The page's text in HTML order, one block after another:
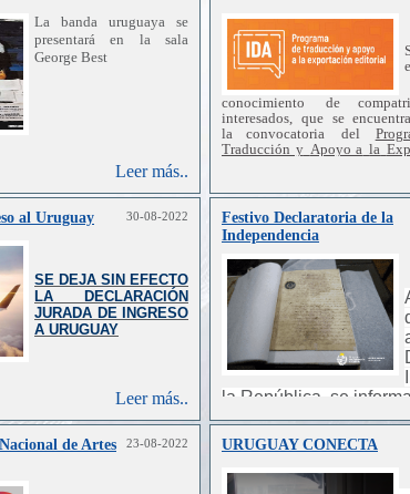
La banda uruguaya se
presentará en la sala
George Best
Leer más..
conocimiento de
interesados,
que se encuentra
la
convocatoria del
Traducción y Apoyo a la
Instituto
Nacional de
Departamento
de
de
la cultura, en conjunto
Agencia de promoción
exportaciones e imagen país
XXI.
al Uruguay 30-08-2022
SE DEJA SIN EFECTO
LA DECLARACIÓN
JURADA DE INGRESO
A URUGUAY
Leer más..
Festivo Declaratoria de la
Independencia
la República, se
de agosto, este
permanecerá cerrado.
de Artes
23-08-2022 URUGUAY CONECTA